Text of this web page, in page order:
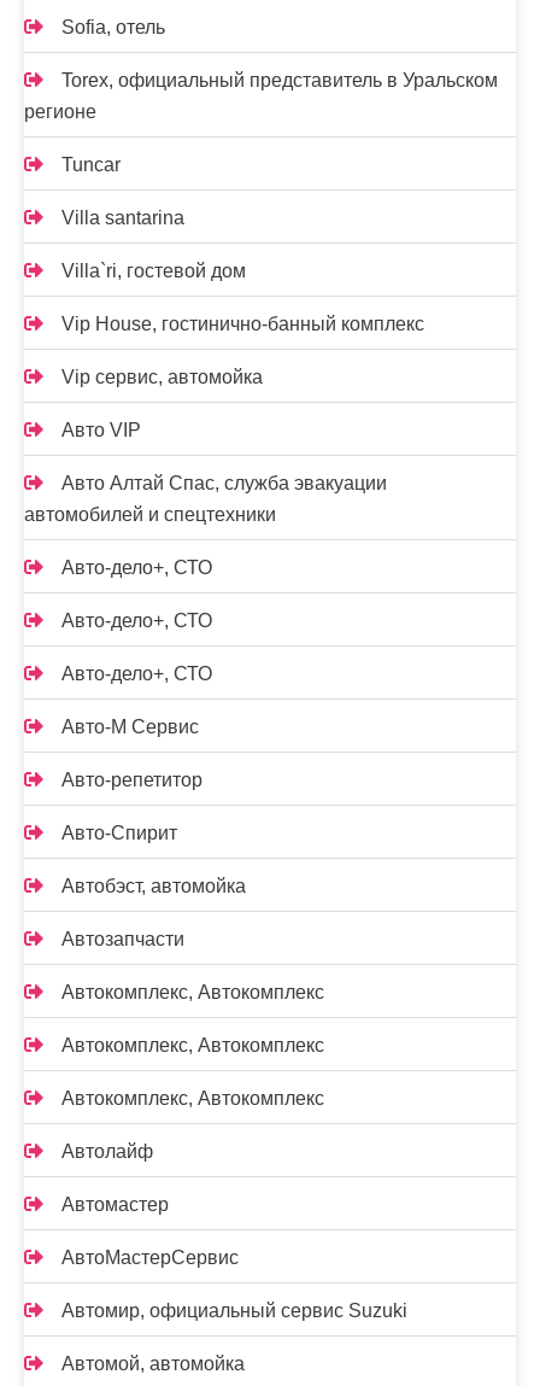
Sofia, отель
Torex, официальный представитель в Уральском
регионе
Tuncar
Villa santarina
Villa`ri, гостевой дом
Vip House, гостинично-банный комплекс
Vip сервис, автомойка
Авто VIP
Авто Алтай Спас, служба эвакуации
автомобилей и спецтехники
Авто-дело+, СТО
Авто-дело+, СТО
Авто-дело+, СТО
Авто-М Сервис
Авто-репетитор
Авто-Спирит
Автобэст, автомойка
Автозапчасти
Автокомплекс, Автокомплекс
Автокомплекс, Автокомплекс
Автокомплекс, Автокомплекс
Автолайф
Автомастер
АвтоМастерСервис
Автомир, официальный сервис Suzuki
Автомой, автомойка